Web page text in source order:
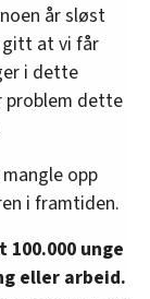
år sløst
gitt at vi får
i dette
problem dette
opp
i framtiden.
unge
eller arbeid.